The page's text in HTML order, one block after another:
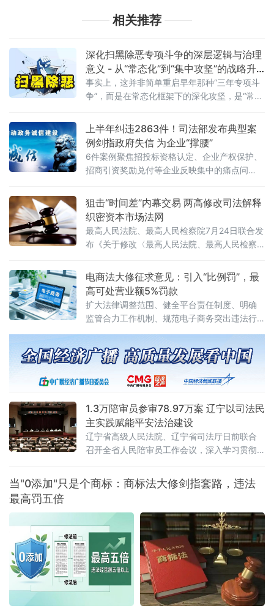
相关推荐
深化扫黑除恶专项斗争的深层逻辑与治理
意义 - 从“常态化”到“集中攻坚”的战略升
级
事实上，这并非简单重启早年那种“三年专项斗
争”，而是在常态化框架下的深化攻坚，是“常态
强调要严格依法办事、坚持实事求是，做到“是
黑恶一个不漏、不是黑恶一个不凑”
上半年纠违2863件！司法部发布典型案
例剑指政府失信 为企业“撑腰”
6件案例聚焦招投标资格认定、企业产权保护、
招商引资奖励兑付等企业反映集中的痛点问
不当行为“亮剑”，为纵深推进全国统一大市场建
设提供了坚实的法治保障。数据显示，2026年1
至6月，全国各级行政复议机构依法履行监督职
狙击“时间差”内幕交易 两高修改司法解释
织密资本市场法网
最高人民法院、最高人民检察院7月24日联合发
布《关于修改〈最高人民法院、最高人民检察
具体应用法律若干问题的解释〉的决定》（法
释〔2026〕13号）。修改决定已分别经最高人
民法院审判委员会第1961次会议、最高人民检
察院第十四届检察委员会第七十五次会议通
过，自2026年7月27日起施行。此次修改距
2012年《关于办理内幕交易、泄
电商法大修征求意见：引入“比例罚”，最
高可处营业额5%罚款
扩大法律调整范围、健全平台责任制度、明确
监管合力工作机制、规范电子商务突出违法行
1.3万陪审员参审78.97万案 辽宁以司法民
主实践赋能平安法治建设
辽宁省高级人民法院、辽宁省司法厅日前联合
召开全省人民陪审员工作会议，深入学习贯彻
要求，系统梳理人民陪审员制度落地实施以来
的实践成效，研判当前工作推进中的重点问
作的高质量发展，为更高水平平安辽宁、法治
辽宁建设注入坚实的司法民主动能。会议第一
时间传达了辽宁省委常委、政法委书记郑艺对
全省人
当"0添加"只是个商标：商标法大修剑指套路，违法
最高罚五倍